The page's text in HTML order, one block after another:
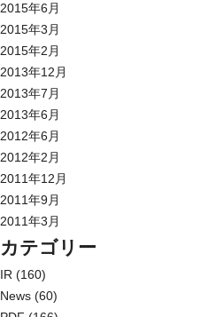
2015年6月
2015年3月
2015年2月
2013年12月
2013年7月
2013年6月
2012年6月
2012年2月
2011年12月
2011年9月
2011年3月
カテゴリー
IR (160)
News (60)